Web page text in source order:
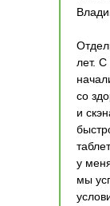
лет.
со
и
у
мы